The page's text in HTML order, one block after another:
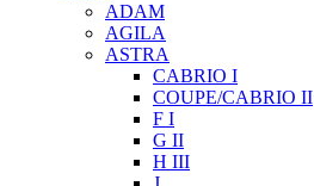
ADAM
AGILA
ASTRA
CABRIO I
COUPE/CABRIO II
F I
G II
H III